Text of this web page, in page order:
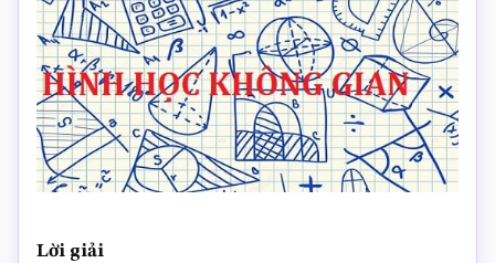
Lời giải